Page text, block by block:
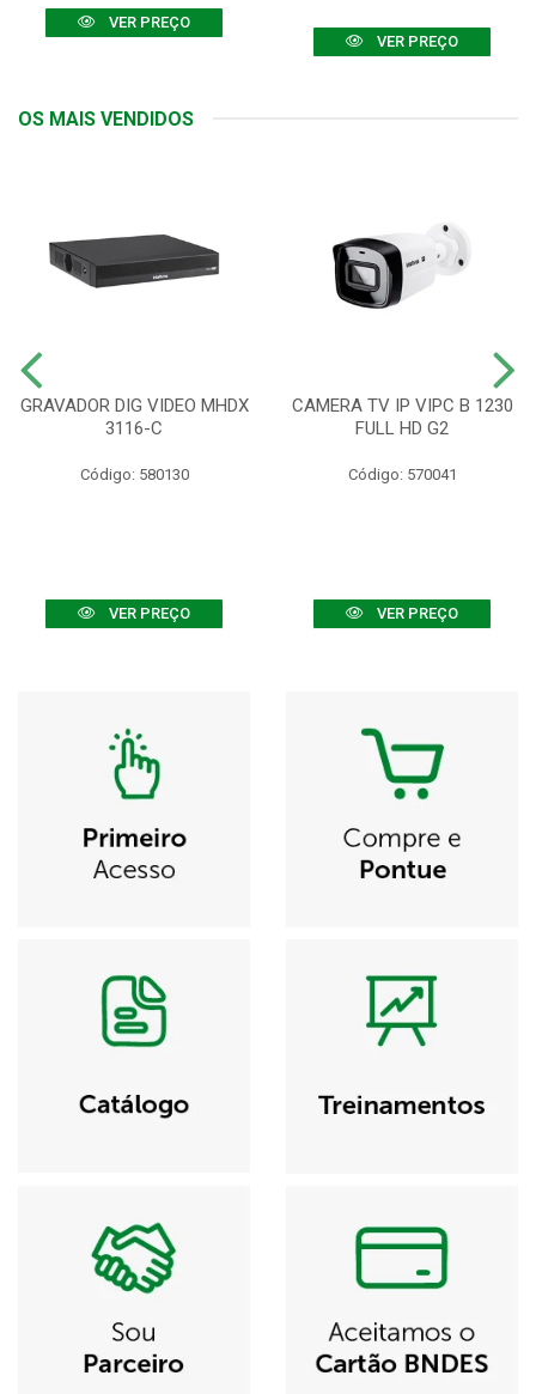
VER PREÇO
VER PREÇO
OS MAIS VENDIDOS
GRAVADOR DIG VIDEO MHDX
3116-C
Código: 580130
VER PREÇO
CAMERA TV IP VIPC B 1230
FULL HD G2
Código: 570041
VER PREÇO